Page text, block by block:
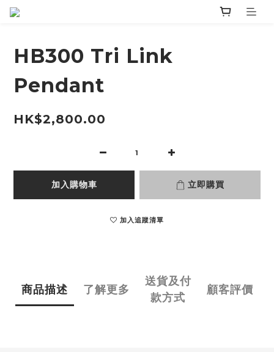
HB300 Tri Link
Pendant
HK$2,800.00
加入購物車 立即購買
加入追蹤清單
商品描述 了解更多
送貨及付
款方式
顧客評價